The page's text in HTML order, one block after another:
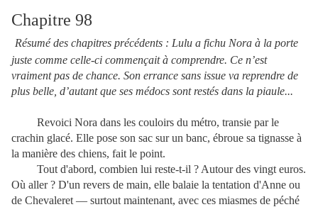
Chapitre 98
Résumé des chapitres précédents : Lulu a fichu Nora à la porte
juste comme celle-ci commençait à comprendre. Ce n’est
vraiment pas de chance. Son errance sans issue va reprendre de
plus belle, d’autant que ses médocs sont restés dans la piaule...
Revoici Nora dans les couloirs du métro, transie par le
crachin glacé. Elle pose son sac sur un banc, ébroue sa tignasse à
la manière des chiens, fait le point.
Tout d'abord, combien lui reste-t-il ? Autour des vingt euros.
Où aller ? D'un revers de main, elle balaie la tentation d'Anne ou
de Chevaleret — surtout maintenant, avec ces miasmes de péché